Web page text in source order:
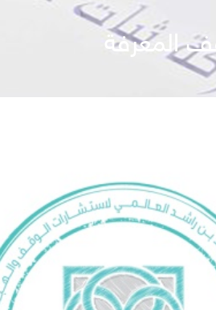
المعرفة